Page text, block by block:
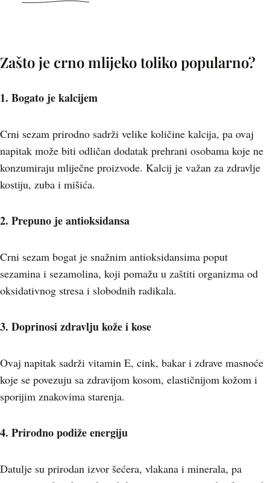
Zašto je crno mlijeko toliko popularno?
1. Bogato je kalcijem
Crni sezam prirodno sadrži velike količine kalcija, pa ovaj
napitak može biti odličan dodatak prehrani osobama koje ne
konzumiraju mliječne proizvode. Kalcij je važan za zdravlje
kostiju, zuba i mišića.
2. Prepuno je antioksidansa
Crni sezam bogat je snažnim antioksidansima poput
sezamina i sezamolina, koji pomažu u zaštiti organizma od
oksidativnog stresa i slobodnih radikala.
3. Doprinosi zdravlju kože i kose
Ovaj napitak sadrži vitamin E, cink, bakar i zdrave masnoće
koje se povezuju sa zdravijom kosom, elastičnijom kožom i
sporijim znakovima starenja.
4. Prirodno podiže energiju
Datulje su prirodan izvor šećera, vlakana i minerala, pa